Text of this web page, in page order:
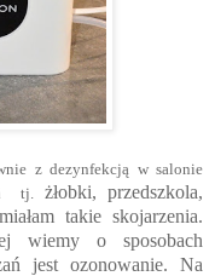
z dezynfekcją w salonie
tj.
żłobki, przedszkola,
takie skojarzenia.
wiemy o sposobach
jest ozonowanie. Na